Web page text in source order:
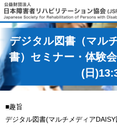
このページの本
デジタル図書（マル
書）セミナー・体験
(日
■趣旨
デジタル図書(マルチメディア